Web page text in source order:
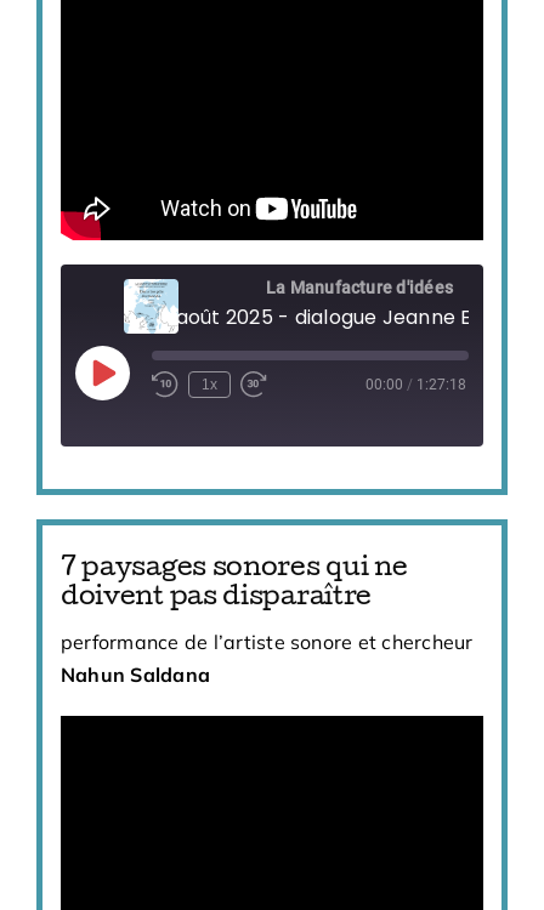
La Manufacture d'idées
Play
Episode
1x 00:00 / 1:27:18
7 paysages sonores qui ne
doivent pas disparaître
performance de l’artiste sonore et chercheur
Nahun Saldana